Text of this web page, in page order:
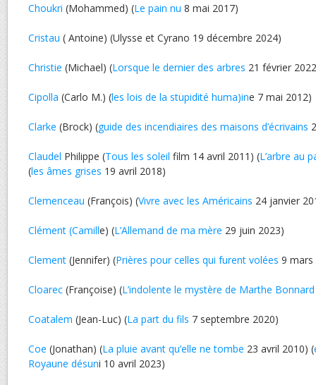
Choukri (Mohammed) (Le pain nu 8 mai 2017)
Cristau ( Antoine) (Ulysse et Cyrano 19 décembre 2024)
Christie (Michael) (Lorsque le dernier des arbres 21 février
Cipolla (Carlo M.) (les lois de la stupidité huma)ine 7 mai 2012)
Clarke (Brock) (guide des incendiaires des maisons d’écrivains
Claudel Philippe (Tous les soleil film 14 avril 2011) (L’arbre au
(les âmes grises 19 avril 2018)
Clemenceau (François) (Vivre avec les Américains 24 janvier
Clément (Camille) (L’Allemand de ma mère 29 juin 2023)
Clement (Jennifer) (Prières pour celles qui furent volées 9 mars
Cloarec (Françoise) (L’indolente le mystère de Marthe Bonnard
Coatalem (Jean-Luc) (La part du fils 7 septembre 2020)
Coe (Jonathan) (La pluie avant qu’elle ne tombe 23 avril 2010) (
Royaune désuni 10 avril 2023)